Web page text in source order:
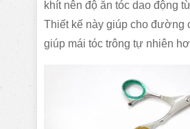
khít nên độ ăn tóc dao động
Thiết kế này giúp cho đường
giúp mái tóc trông tự nhiên